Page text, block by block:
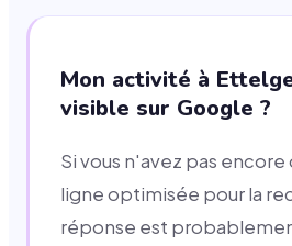
Mon activité à
visible sur Google ?
Si vous n'avez pas
ligne optimisée pour la
réponse est